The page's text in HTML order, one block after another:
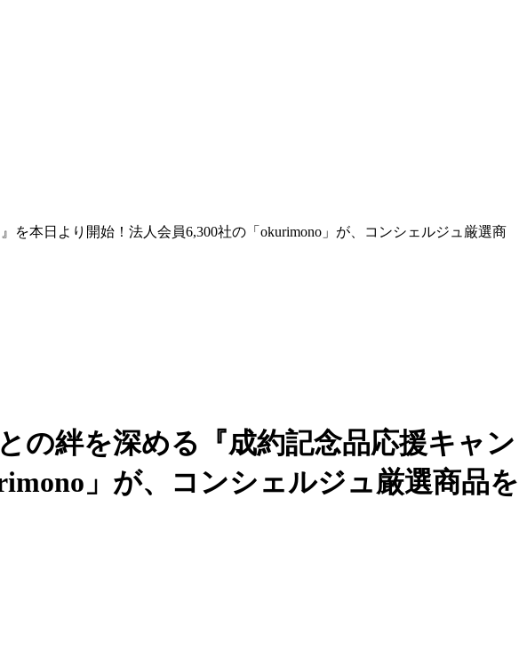
本日より開始！法人会員6,300社の「okurimono」が、コンシェルジュ厳選商
の絆を深める『成約記念品応援キャン
」が、コンシェルジュ厳選商品を